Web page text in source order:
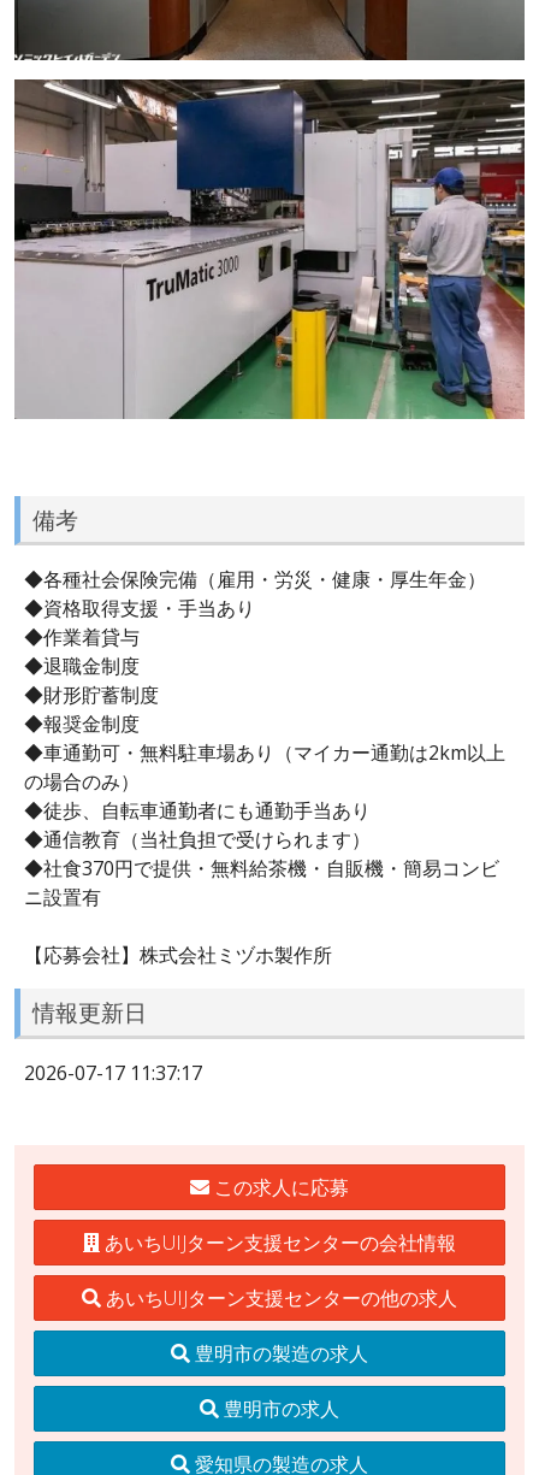
備考
◆各種社会保険完備（雇用・労災・健康・厚生年金）
◆資格取得支援・手当あり
◆作業着貸与
◆退職金制度
◆財形貯蓄制度
◆報奨金制度
◆車通勤可・無料駐車場あり（マイカー通勤は2km以上
の場合のみ）
◆徒歩、自転車通勤者にも通勤手当あり
◆通信教育（当社負担で受けられます）
◆社食370円で提供・無料給茶機・自販機・簡易コンビ
ニ設置有
【応募会社】株式会社ミヅホ製作所
情報更新日
2026-07-17 11:37:17
この求人に応募
あいちUIJターン支援センターの会社情報
あいちUIJターン支援センターの他の求人
豊明市の製造の求人
豊明市の求人
愛知県の製造の求人